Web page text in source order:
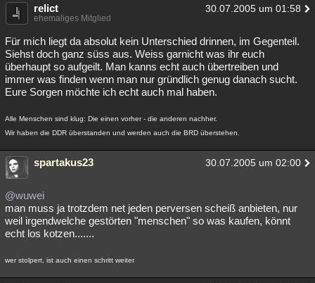
relict 30.07.2005 um 01:58
ehemaliges Mitglied
Für mich liegt da absolut kein Unterschied drinnen, im Gegenteil.
Siehst doch ganz süss aus. Weiss garnicht was ihr euch
überhaupt so aufgeilt. Man kanns echt auch übertreiben und
immer was finden wenn man nur gründlich genug danach sucht.
Eure Sorgen möchte ich echt auch mal haben.
Alle Menschen sind klug: Die einen vorher - die anderen nachher.
Wir haben die DDR überstanden und werden auch die BRD überstehen.
spartakus23 30.07.2005 um 02:00
@wuwei
man muss ja trotzdem net jeden perversen scheiß anbieten, nur
weil irgendwelche gestörten "menschen" so was kaufen, könnt
echt los kotzen.......
wer stolpert, ist auch einen schritt weiter